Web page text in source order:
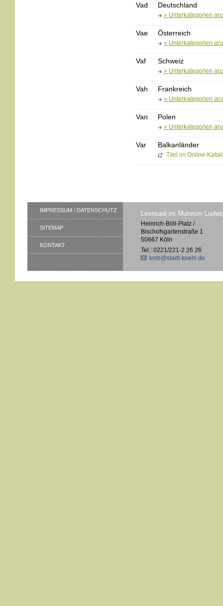
Vad Deutschland
» Unterkategorien
Vae Österreich
» Unterkategorien
Vaf Schweiz
» Unterkategorien
Vah Frankreich
» Unterkategorien
Van Polen
» Unterkategorien
Var Balkanländer
Titel im Online-
IMPRESSUM / DATENSCHUTZ
SITEMAP
KONTAKT
Lesesaal im Museum
Heinrich-Böll-Platz /
Bischofsgartenstraße 1
50667 Köln
Tel.: 0221/221-2 26 26
kmb@stadt-koeln.de